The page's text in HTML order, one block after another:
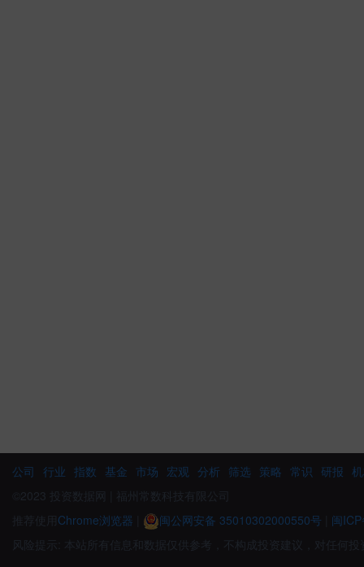
公司 行业 指数 基金 市场 宏观 分析 筛选 策略 常识 研报
©2023 投资数据网 | 福州常数科技有限公司
推荐使用 Chrome浏览器 闽公网安备 35010302000550号
闽
风险提示: 本站所有信息和数据仅供参考，不构成投资建议，对任何